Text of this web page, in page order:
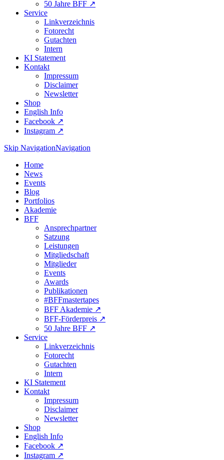
50 Jahre BFF ↗︎
Service
Linkverzeichnis
Fotorecht
Gutachten
Intern
KI Statement
Kontakt
Impressum
Disclaimer
Newsletter
Shop
English Info
Facebook ↗︎
Instagram ↗︎
Skip NavigationNavigation
Home
News
Events
Blog
Portfolios
Akademie
BFF
Ansprechpartner
Satzung
Leistungen
Mitgliedschaft
Mitglieder
Events
Awards
Publikationen
#BFFmastertapes
BFF Akademie ↗︎
BFF-Förderpreis ↗︎
50 Jahre BFF ↗︎
Service
Linkverzeichnis
Fotorecht
Gutachten
Intern
KI Statement
Kontakt
Impressum
Disclaimer
Newsletter
Shop
English Info
Facebook ↗︎
Instagram ↗︎